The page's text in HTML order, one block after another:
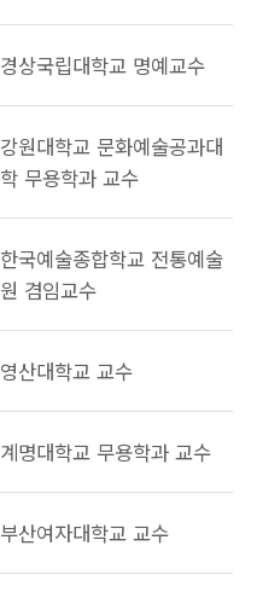
경상국립대학교 명예교수
강원대학교 문화예술공과대
학 무용학과 교수
한국예술종합학교 전통예술
원 겸임교수
영산대학교 교수
계명대학교 무용학과 교수
부산여자대학교 교수